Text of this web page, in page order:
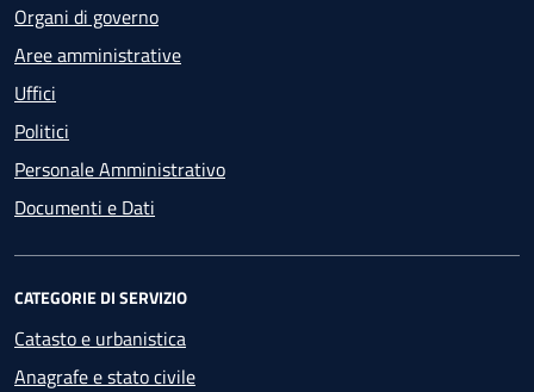
Organi di governo
Aree amministrative
Uffici
Politici
Personale Amministrativo
Documenti e Dati
CATEGORIE DI SERVIZIO
Catasto e urbanistica
Anagrafe e stato civile